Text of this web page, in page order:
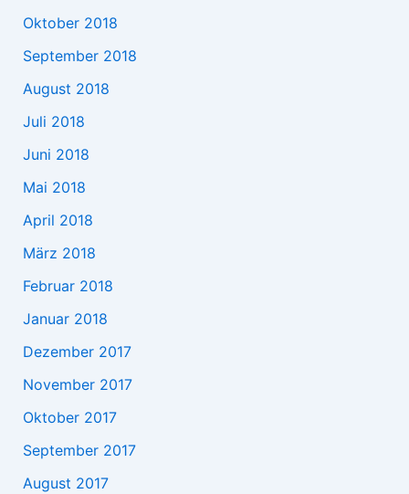
Oktober 2018
September 2018
August 2018
Juli 2018
Juni 2018
Mai 2018
April 2018
März 2018
Februar 2018
Januar 2018
Dezember 2017
November 2017
Oktober 2017
September 2017
August 2017